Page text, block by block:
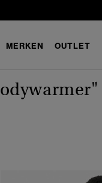
MERKEN OUTLET